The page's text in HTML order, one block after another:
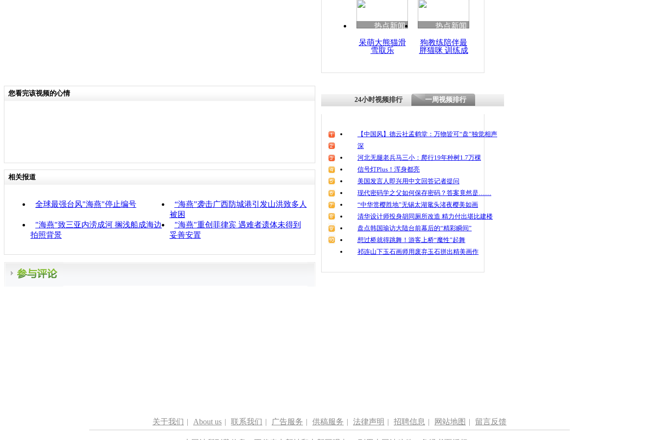
热点新闻
呆萌大熊猫滑
雪取乐
热点新闻
狗教练陪伴最
胖猫咪 训练成
您看完该视频的心情
相关报道
全球最强台风"海燕"停止编号
“海燕”袭击广西防城港引发山洪致多人
被困
"海燕"致三亚内涝成河 搁浅船成海边
拍照背景
"海燕"重创菲律宾 遇难者遗体未得到
妥善安置
24小时视频排行 一周视频排行
【中国风】德云社孟鹤堂：万物皆可“盘”独觉相声
深
河北无腿老兵马三小：爬行19年种树1.7万棵
信号灯Plus！浑身都亮
美国发言人即兴用中文回答记者提问
现代密码学之父如何保存密码？答案竟然是……
“中华赏樱胜地”无锡太湖鼋头渚夜樱美如画
清华设计师投身胡同厕所改造 精力付出堪比建楼
盘点韩国瑜访大陆台前幕后的“精彩瞬间”
想过桥就得跳舞！游客上桥“魔性”起舞
祁连山下玉石画师用废弃玉石拼出精美画作
关于我们 | About us | 联系我们 | 广告服务 | 供稿服务 | 法律声明 | 招聘信息 | 网站地图 | 留言反馈